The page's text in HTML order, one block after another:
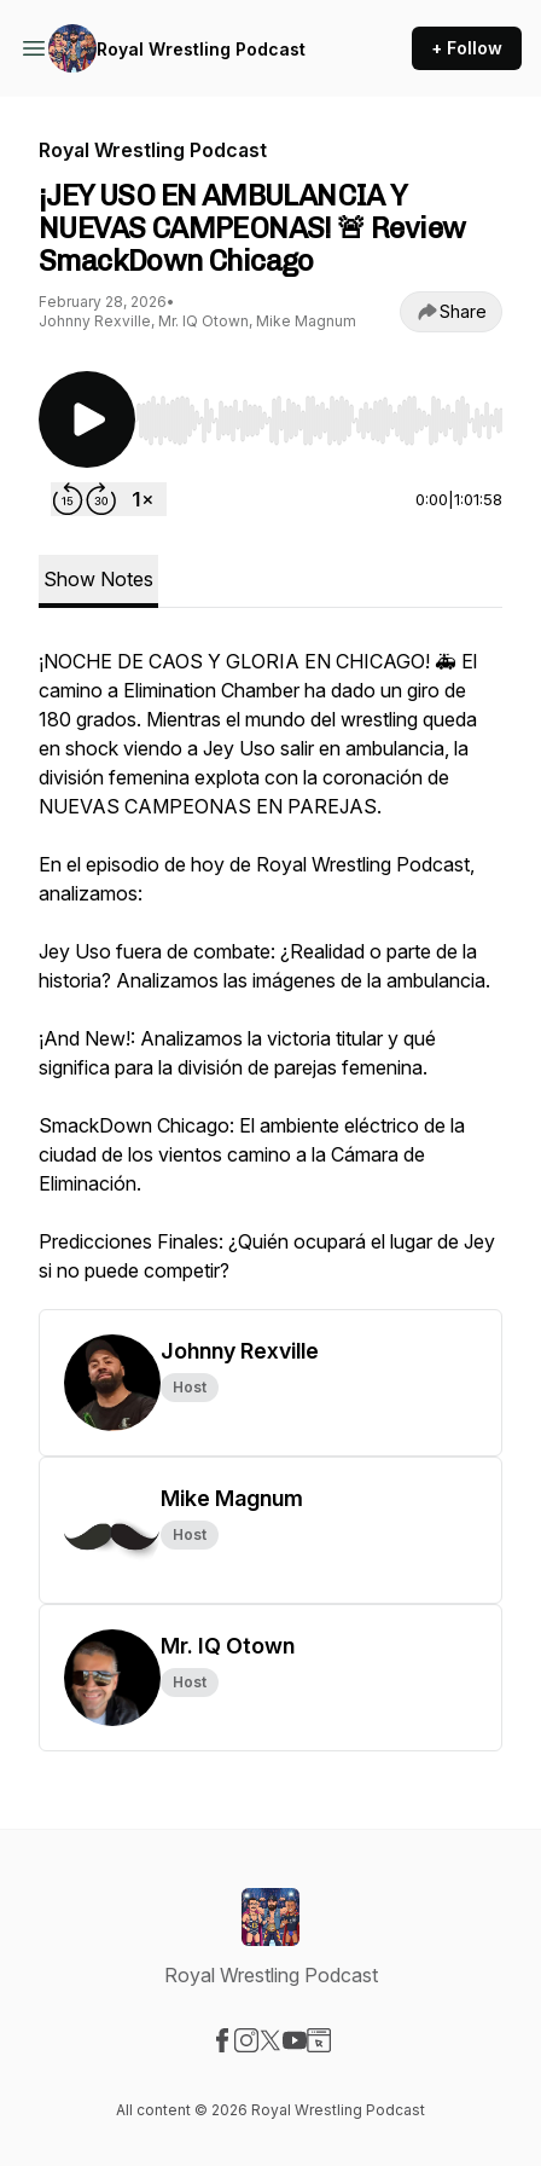
Royal Wrestling Podcast + Follow
Royal Wrestling Podcast
¡JEY USO EN AMBULANCIA Y
NUEVAS CAMPEONAS! 🚨 Review
SmackDown Chicago
February 28, 2026•
Johnny Rexville, Mr. IQ Otown, Mike Magnum
Share
Use Left/Right to seek, Home/End to jump to
0:00 1:01:58
Show Notes
¡NOCHE DE CAOS Y GLORIA EN CHICAGO! 🚑 El
camino a Elimination Chamber ha dado un giro de
180 grados. Mientras el mundo del wrestling queda
en shock viendo a Jey Uso salir en ambulancia, la
división femenina explota con la coronación de
NUEVAS CAMPEONAS EN PAREJAS.
En el episodio de hoy de Royal Wrestling Podcast,
analizamos:
Jey Uso fuera de combate: ¿Realidad o parte de la
historia? Analizamos las imágenes de la ambulancia.
¡And New!: Analizamos la victoria titular y qué
significa para la división de parejas femenina.
SmackDown Chicago: El ambiente eléctrico de la
ciudad de los vientos camino a la Cámara de
Eliminación.
Predicciones Finales: ¿Quién ocupará el lugar de Jey
si no puede competir?
Johnny Rexville
Host
Mike Magnum
Host
Mr. IQ Otown
Host
Royal Wrestling Podcast
All content © 2026 Royal Wrestling Podcast